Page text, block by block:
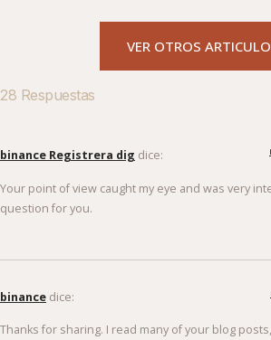
VER OTROS
28 Respuestas
binance Registrera dig dice:
Your point of view caught my eye and was very
question for you.
binance dice:
Thanks for sharing. I read many of your blog